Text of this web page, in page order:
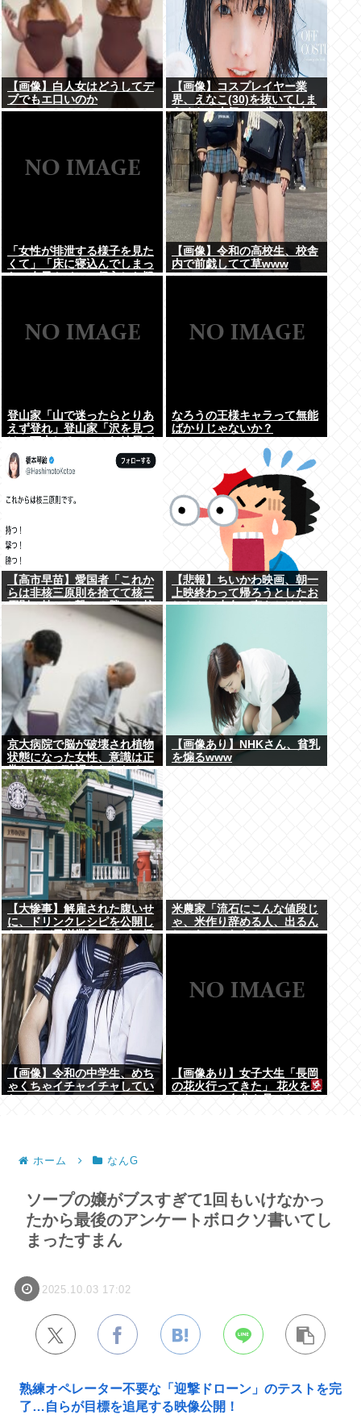
【画像】白人女はどうしてデ
ブでもエ口いのか
【画像】コスプレイヤー業
界、えなこ(30)を抜いてしま
うくらい人気の22歳の美少女
が可愛すぎる
「女性が排泄する様子を見た
くて」「床に寝込んでしまっ
た」女子トイレに侵入した疑
【画像】令和の高校生、校舎
内で前戯してて草www
登山家「山で迷ったらとりあ
えず登れ」登山家「沢を見つ
っちが正解なの？
なろうの王様キャラって無能
ばかりじゃないか？
【高市早苗】愛国者「これか
らは非核三原則を捨てて核三
原則。持つ！撃つ！勝つ！核
戦争には慣れている、試して
みるか？」
【悲報】ちいかわ映画、朝一
上映終わって帰ろうとしたお
じさん、少女に声をかけら
京大病院で脳が破壊され植物
状態になった女性、意識は正
常なことが確認されおわる
【画像あり】NHKさん、貧乳
を煽るwww
【大惨事】解雇された腹いせ
に、ドリンクレシピを公開し
たスタバ元従業員 「ゴミ扱
いするからこうなるwww」
⇒！
米農家「流石にこんな値段じ
ゃ、米作り辞める人、出るん
じゃないかなあ？？」
【画像】令和の中学生、めち
ゃくちゃイチャイチャしてい
【画像あり】女子大生「長岡
の花火行ってきた」 花火を見
ホーム なんG
ソープの嬢がブスすぎて1回もいけなかっ
たから最後のアンケートボロクソ書いてし
まったすまん
2025.10.03 17:02
熟練オペレーター不要な「迎撃ドローン」のテストを完
了…自らが目標を追尾する映像公開！